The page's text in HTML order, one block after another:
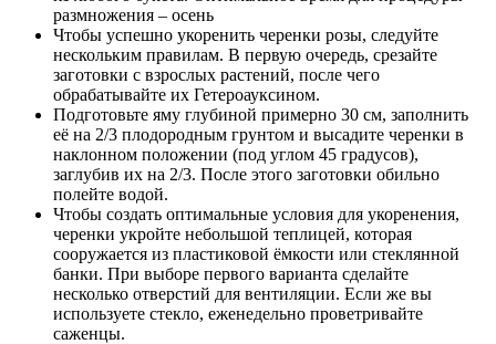
размножения – осень
Чтобы успешно укоренить черенки розы, следуйте
нескольким правилам. В первую очередь, срезайте
заготовки с взрослых растений, после чего
обрабатывайте их Гетероауксином.
Подготовьте яму глубиной примерно 30 см, заполнить
её на 2/3 плодородным грунтом и высадите черенки в
наклонном положении (под углом 45 градусов),
заглубив их на 2/3. После этого заготовки обильно
полейте водой.
Чтобы создать оптимальные условия для укоренения,
черенки укройте небольшой теплицей, которая
сооружается из пластиковой ёмкости или стеклянной
банки. При выборе первого варианта сделайте
несколько отверстий для вентиляции. Если же вы
используете стекло, еженедельно проветривайте
саженцы.